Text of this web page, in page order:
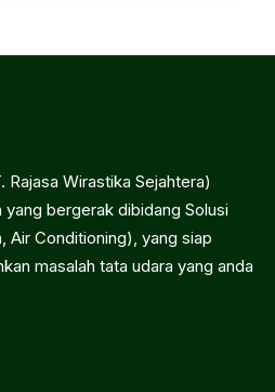
Rajasa Wirastika Sejahtera)
yang bergerak dibidang Solusi
Air Conditioning), yang siap
masalah tata udara yang anda